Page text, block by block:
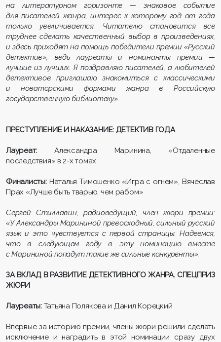
на литературном горизонте — знаковое событие
для писателей жанра, интерес к которому год от года
только увеличивается. Читателю становится все
труднее сделать качественный выбор в произведениях,
и здесь приходят на помощь победители премии «Русский
детектив», ведь лауреаты и номинанты премии —
лучшие из лучших. Я поздравляю писателей, а любителей
детективов приглашаю знакомиться с классическими
и новаторскими формами жанра в Российскую
государственную библиотеку».
ПРЕСТУПЛЕНИЕ И НАКАЗАНИЕ: ДЕТЕКТИВ ГОДА
Лауреат: Александра Маринина, «Отдаленные
последствия» в 2-х томах
Финалисты: Наталья Тимошенко «Игра с огнем», Вячеслав
Прах «Лучше быть тварью, чем рабом»
Сергей Стиллавин, радиоведущий, член жюри премии:
«У Александры Марининой превосходный, сильный русский
язык и это чувствуется с первой страницы. Надеемся,
что в следующем году в эту номинацию вместе
с Марининой попадут такие же сильные конкуренты».
ЗА ВКЛАД В РАЗВИТИЕ ДЕТЕКТИВНОГО ЖАНРА. СПЕЦПРИЗ
ЖЮРИ
Лауреаты:Татьяна Полякова и Данил Корецкий
Впервые за историю премии, члены жюри решили сделать
исключение и наградить в этой номинации сразу двух